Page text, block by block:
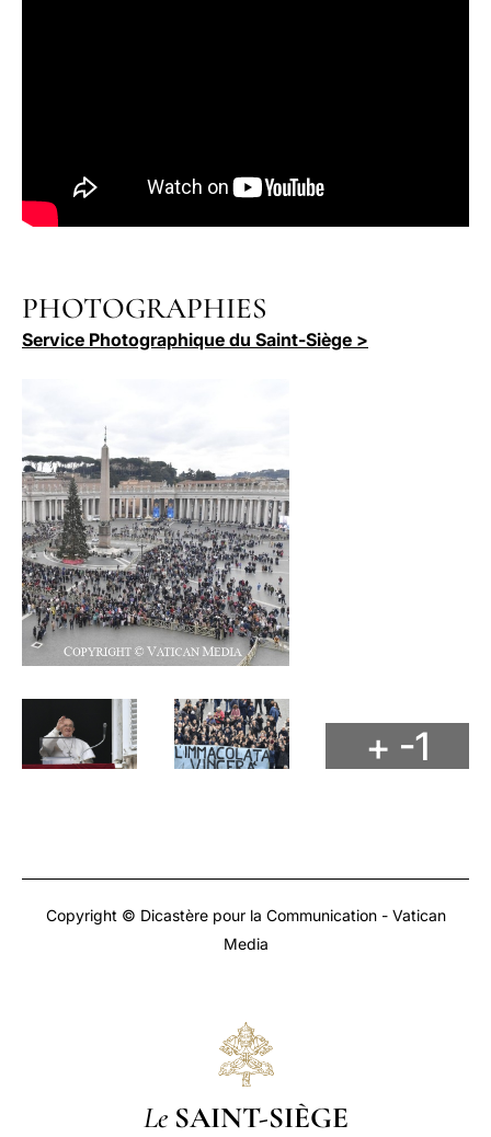
PHOTOGRAPHIES
Service Photographique du Saint-Siège >
+ -1
Copyright © Dicastère pour la Communication - Vatican
Media
Le SAINT-SIÈGE